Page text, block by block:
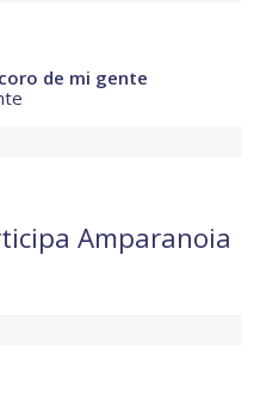
de mi gente
Amparanoia